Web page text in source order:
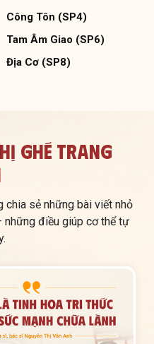
Công Tôn (SP4)
Tam Âm Giao (SP6)
Địa Cơ (SP8)
Ghé Trang
chia sẻ những bài viết nhỏ
những điều giúp cơ thể tự